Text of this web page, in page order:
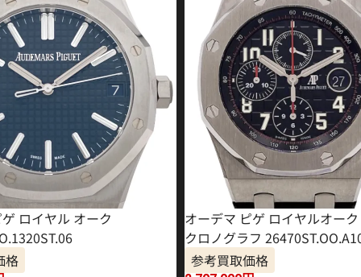
ロイヤル オーク
格
オーデマ ピゲ ロイヤルオー
クロノグラフ
参考買取価格